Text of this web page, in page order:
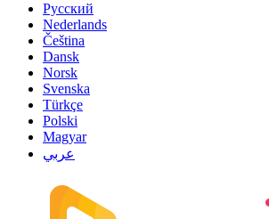
Русский
Nederlands
Čeština
Dansk
Norsk
Svenska
Türkçe
Polski
Magyar
عربي